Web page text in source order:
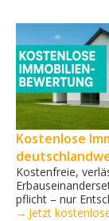
Kostenlose
Kostenfreie,
pflicht – nur
→ Jetzt